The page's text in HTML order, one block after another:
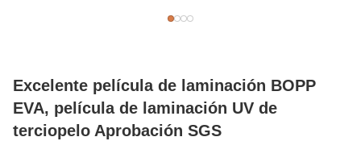
Excelente película de laminación BOPP
EVA, película de laminación UV de
terciopelo Aprobación SGS